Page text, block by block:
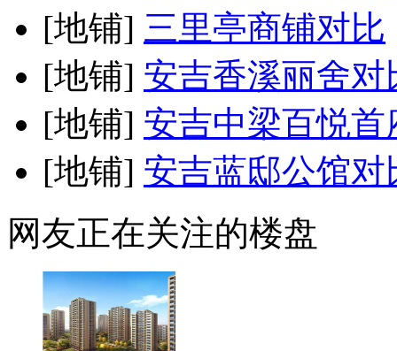
[地铺] 三里亭商铺对比
[地铺] 安吉香溪丽舍对
[地铺] 安吉中梁百悦首
[地铺] 安吉蓝邸公馆对
网友正在关注的楼盘